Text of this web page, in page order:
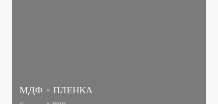
МДФ + ПЛЕНКА